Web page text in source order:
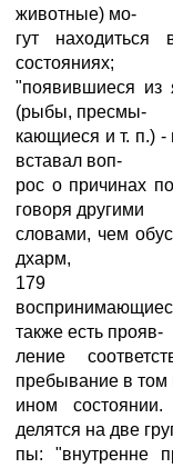
животные) мо-
гут находиться
состояниях;
"появившиеся из
(рыбы, пресмы-
кающиеся и т. п.) -
вставал воп-
рос о причинах
говоря другими
словами, чем
дхарм,
179
также есть прояв-
ление
пребывание в том
ином
делятся на две
пы: "внутренне